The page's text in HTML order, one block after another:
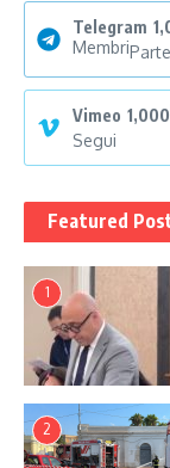
Telegram
Membri
Vimeo 1,000
Segui
Featured
1
2